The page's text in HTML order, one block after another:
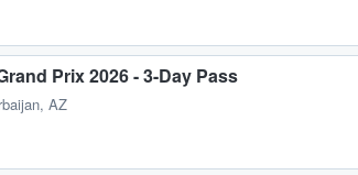
Prix 2026 - 3-Day Pass
AZ